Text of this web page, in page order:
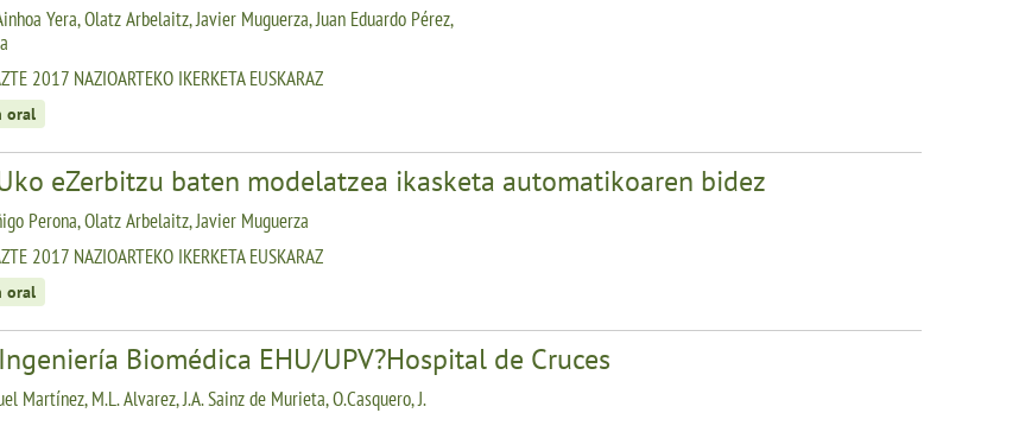
Yera, Olatz Arbelaitz, Javier Muguerza, Juan Eduardo Pérez,
2017 NAZIOARTEKO IKERKETA EUSKARAZ
oral
eZerbitzu baten modelatzea ikasketa automatikoaren bidez
Perona, Olatz Arbelaitz, Javier Muguerza
2017 NAZIOARTEKO IKERKETA EUSKARAZ
oral
Biomédica EHU/UPV?Hospital de Cruces
Martínez, M.L. Alvarez, J.A. Sainz de Murieta, O.Casquero, J.